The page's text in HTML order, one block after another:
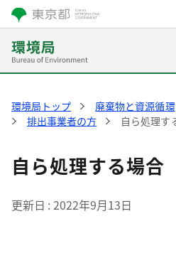
環境局トップ 廃棄物と資源循環
排出事業者の方
自ら処理す
自ら処理する場合
更新日 2022年9月13日